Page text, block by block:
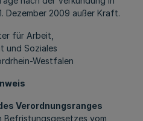
Dezember 2009 außer Kraft.
für Arbeit,
und Soziales
Westfalen
Verordnungsranges
Befristungsgesetzes vom